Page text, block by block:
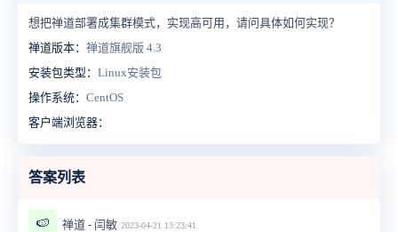
想把禅道部署成集群模式，实现高可用，请问具体如何实现？
禅道版本： 禅道旗舰版 4.3
安装包类型： Linux安装包
操作系统： CentOS
客户端浏览器：
答案列表
🍉 禅道 - 闫敏 2023-04-21 13:23:41